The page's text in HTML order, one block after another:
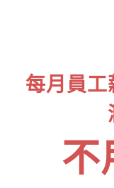
每月員工
不